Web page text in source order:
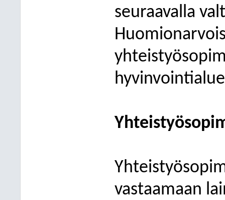
seuraavalla
vastaamaan